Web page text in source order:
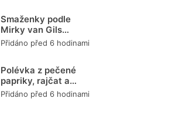
Smaženky podle
Mirky van Gils
Slavíkové
Přidáno před 6 hodinami
Polévka z pečené
papriky, rajčat a
mrkve
Přidáno před 6 hodinami